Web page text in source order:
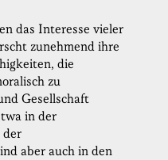
das Interesse vieler
zunehmend ihre
die
zu
Gesellschaft
in der
der
aber auch in den